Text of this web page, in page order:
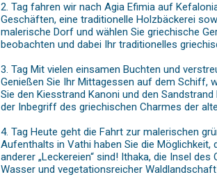
2. Tag fahren wir nach Agia Efimia auf
Geschäften, eine traditionelle Holzbäckerei
malerische Dorf und wählen Sie griechische
beobachten und dabei Ihr traditionelles
3. Tag Mit vielen einsamen Buchten und
Genießen Sie Ihr Mittagessen auf dem Schiff,
Sie den Kiesstrand Kanoni und den
der Inbegriff des griechischen Charmes der
4. Tag Heute geht die Fahrt zur malerischen
Aufenthalts in Vathi haben Sie die
anderer „Leckereien“ sind! Ithaka, die Insel
Wasser und vegetationsreicher